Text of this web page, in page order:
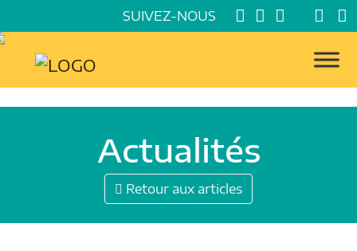
SUIVEZ-NOUS
Actualités
Retour aux articles